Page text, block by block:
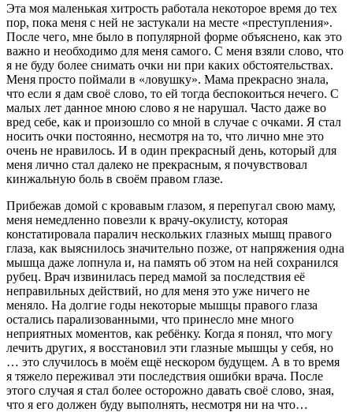
Эта моя маленькая хитрость работала некоторое время до тех
пор, пока меня с ней не застукали на месте «преступления».
После чего, мне было в популярной форме объяснено, как это
важно и необходимо для меня самого. С меня взяли слово, что
я не буду более снимать очки ни при каких обстоятельствах.
Меня просто поймали в «ловушку». Мама прекрасно знала,
что если я дам своё слово, то ей тогда беспокоиться нечего. С
малых лет данное мною слово я не нарушал. Часто даже во
вред себе, как и произошло со мной в случае с очками. Я стал
носить очки постоянно, несмотря на то, что лично мне это
очень не нравилось. И в один прекрасный день, который для
меня лично стал далеко не прекрасным, я почувствовал
кинжальную боль в своём правом глазе.
Прибежав домой с кровавым глазом, я перепугал свою маму,
меня немедленно повезли к врачу-окулисту, которая
констатировала паралич нескольких глазных мышц правого
глаза, как выяснилось значительно позже, от напряжения одна
мышца даже лопнула и, на память об этом на ней сохранился
рубец. Врач извинилась перед мамой за последствия её
неправильных действий, но для меня это уже ничего не
меняло. На долгие годы некоторые мышцы правого глаза
остались парализованными, что принесло мне много
неприятных моментов, как ребёнку. Когда я понял, что могу
лечить других, я восстановил эти глазные мышцы у себя, но
… это случилось в моём ещё нескором будущем. А в то время
я тяжело переживал эти последствия ошибки врача. После
этого случая я стал более осторожно давать своё слово, зная,
что я его должен буду выполнять, несмотря ни на что…